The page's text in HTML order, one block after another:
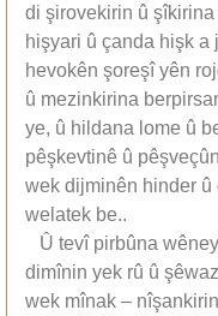
di şirovekirin û
hişyari û çanda hişk a
hevokên şoreşî yên
û mezinkirina
ye, û hildana lome û
pêşkevtinê û
wek dijminên hinder û
welatek be..
Û tevî pirbûna
dimînin yek rû û
wek mînak –